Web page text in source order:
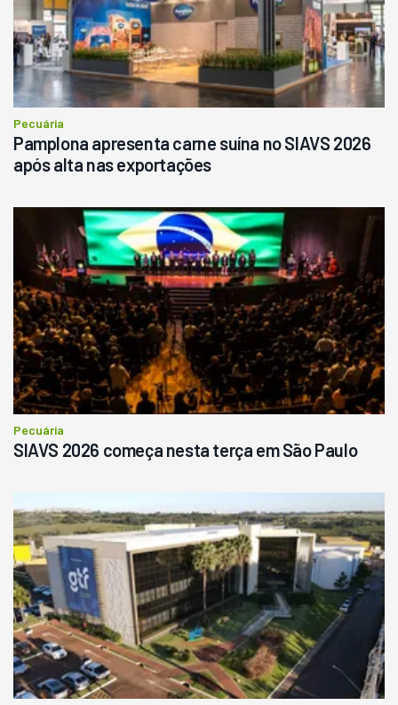
Pecuária
Pamplona apresenta carne suína no SIAVS 2026
após alta nas exportações
Pecuária
SIAVS 2026 começa nesta terça em São Paulo